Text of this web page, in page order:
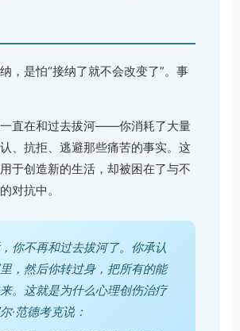
，是怕“接纳了就不会改变了”。事
直在和过去拔河——你消耗了大量
、抗拒、逃避那些痛苦的事实。这
于创造新的生活，却被困在了与不
对抗中。
你不再和过去拔河了。你承认
，然后你转过身，把所有的能
。这就是为什么心理创伤治疗
·范德考克说：